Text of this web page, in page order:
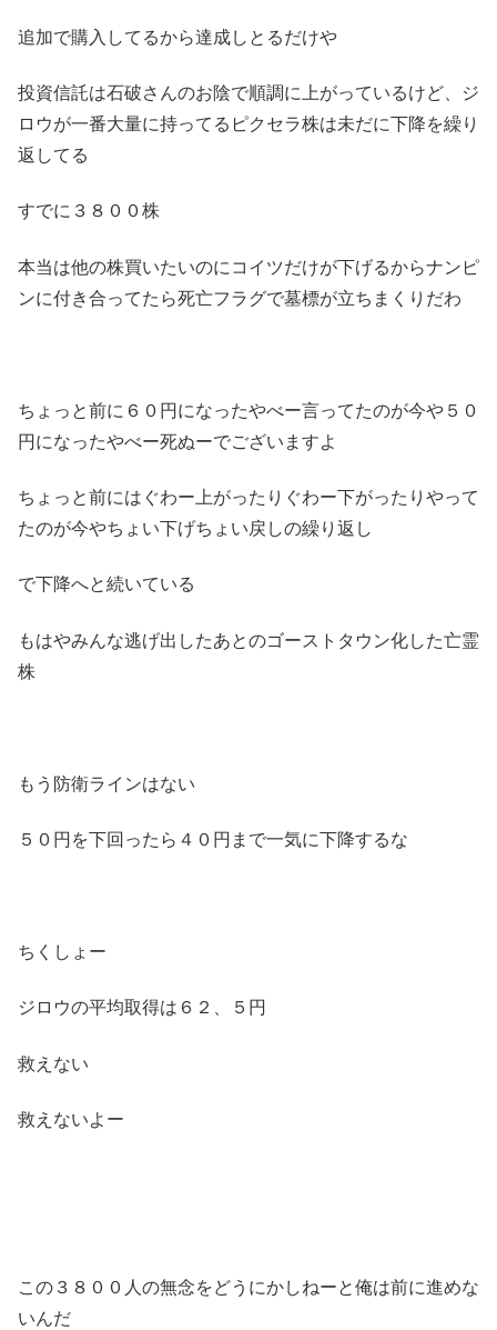
追加で購入してるから達成しとるだけや
投資信託は石破さんのお陰で順調に上がっているけど、ジ
ロウが一番大量に持ってるピクセラ株は未だに下降を繰り
返してる
すでに３８００株
本当は他の株買いたいのにコイツだけが下げるからナンピ
ンに付き合ってたら死亡フラグで墓標が立ちまくりだわ
ちょっと前に６０円になったやべー言ってたのが今や５０
円になったやべー死ぬーでございますよ
ちょっと前にはぐわー上がったりぐわー下がったりやって
たのが今やちょい下げちょい戻しの繰り返し
で下降へと続いている
もはやみんな逃げ出したあとのゴーストタウン化した亡霊
株
もう防衛ラインはない
５０円を下回ったら４０円まで一気に下降するな
ちくしょー
ジロウの平均取得は６２、５円
救えない
救えないよー
この３８００人の無念をどうにかしねーと俺は前に進めな
いんだ